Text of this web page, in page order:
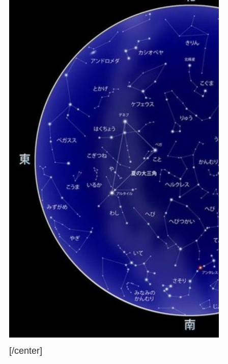
[/center]